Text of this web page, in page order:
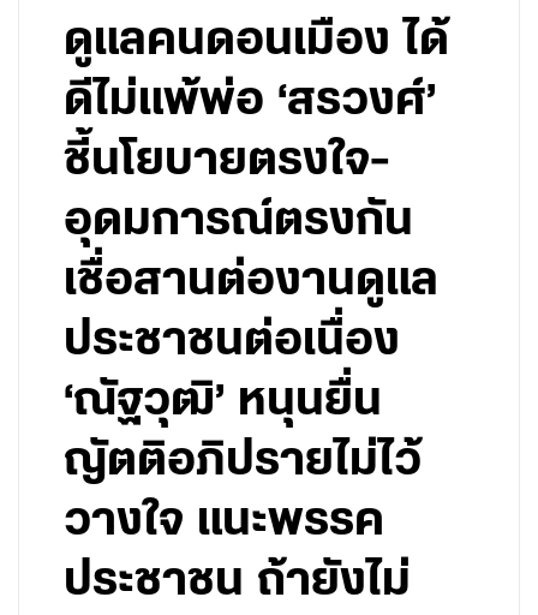
ดูแลคนดอนเมือง ได้
ดีไม่แพ้พ่อ ‘สรวงศ์’
ชี้นโยบายตรงใจ-
อุดมการณ์ตรงกัน
เชื่อสานต่องานดูแล
ประชาชนต่อเนื่อง
‘ณัฐวุฒิ’ หนุนยื่น
ญัตติอภิปรายไม่ไว้
วางใจ แนะพรรค
ประชาชน ถ้ายังไม่